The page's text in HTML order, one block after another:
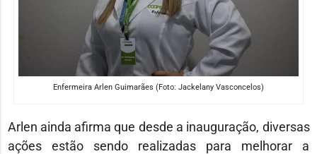
Enfermeira Arlen Guimarães (Foto: Jackelany Vasconcelos)
Arlen ainda afirma que desde a inauguração, diversas
ações estão sendo realizadas para melhorar a